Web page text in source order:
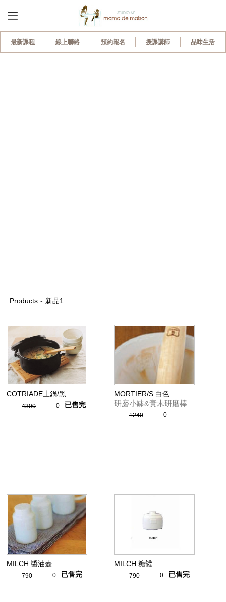
Products - 新品1
COTRIADE土鍋/黑
4300 0 已售完
MORTIER/S 白色
研磨小缽&實木研磨棒
1240 0
MILCH 醬油壺
790 0 已售完
MILCH 糖罐
790 0 已售完
最新課程 線上聯絡 預約報名 授課講師 品味生活